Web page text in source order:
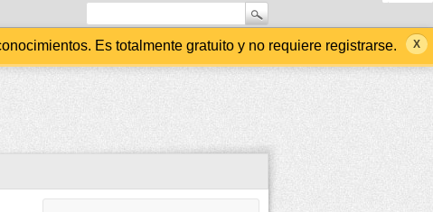
Es totalmente gratuito y no requiere registrarse.